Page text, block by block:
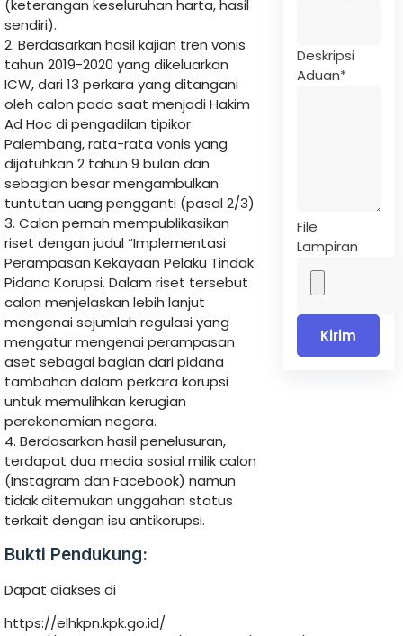
(keterangan keseluruhan harta, hasil
sendiri).
2. Berdasarkan hasil kajian tren vonis
tahun 2019-2020 yang dikeluarkan
ICW, dari 13 perkara yang ditangani
oleh calon pada saat menjadi Hakim
Ad Hoc di pengadilan tipikor
Palembang, rata-rata vonis yang
dijatuhkan 2 tahun 9 bulan dan
sebagian besar mengambulkan
tuntutan uang pengganti (pasal 2/3)
3. Calon pernah mempublikasikan
riset dengan judul “Implementasi
Perampasan Kekayaan Pelaku Tindak
Pidana Korupsi. Dalam riset tersebut
calon menjelaskan lebih lanjut
mengenai sejumlah regulasi yang
mengatur mengenai perampasan
aset sebagai bagian dari pidana
tambahan dalam perkara korupsi
untuk memulihkan kerugian
perekonomian negara.
4. Berdasarkan hasil penelusuran,
terdapat dua media sosial milik calon
(Instagram dan Facebook) namun
tidak ditemukan unggahan status
terkait dengan isu antikorupsi.
Bukti Pendukung:
Dapat diakses di
https://elhkpn.kpk.go.id/
Deskripsi
Aduan*
File
Lampiran
Kirim